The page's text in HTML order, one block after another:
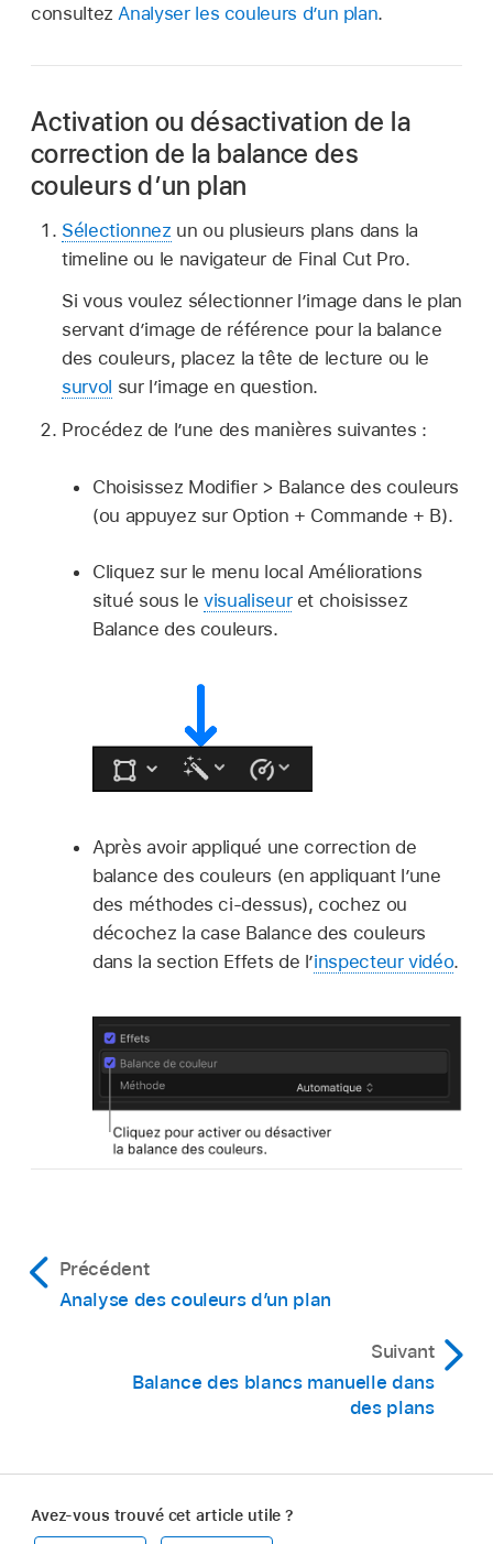
consultez Analyser les couleurs d’un plan.
Activation ou désactivation de la
correction de la balance des
couleurs d’un plan
Sélectionnez un ou plusieurs plans dans la
timeline ou le navigateur de Final Cut Pro.
Si vous voulez sélectionner l’image dans le plan
servant d’image de référence pour la balance
des couleurs, placez la tête de lecture ou le
survol sur l’image en question.
Procédez de l’une des manières suivantes :
Choisissez Modifier > Balance des couleurs
(ou appuyez sur Option + Commande + B).
Cliquez sur le menu local Améliorations
situé sous levisualiseuret choisissez
Balance des couleurs.
Après avoir appliqué une correction de
balance des couleurs (en appliquant l’une
des méthodes ci-dessus), cochez ou
décochez la case Balance des couleurs
dans la section Effets de l’inspecteur vidéo.
Précédent
Analyse des couleurs d’un plan
Suivant
Balance des blancs manuelle dans
des plans
Avez-vous trouvé cet article utile ?